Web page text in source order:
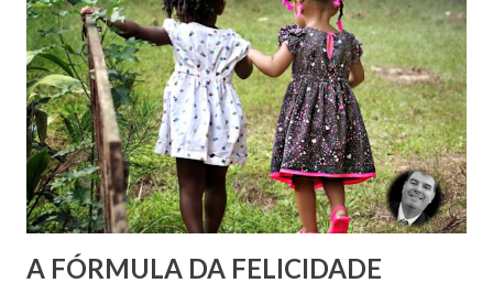
A FÓRMULA DA FELICIDADE